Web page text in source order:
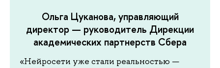
Ольга Цуканова, управляющий
директор — руководитель Дирекции
академических партнерств Сбера
«Нейросети уже стали реальностью —